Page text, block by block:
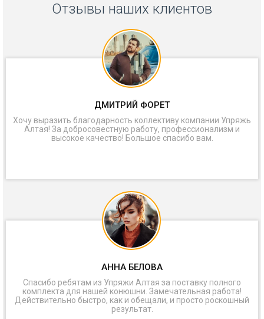
Отзывы наших клиентов
ДМИТРИЙ ФОРЕТ
Хочу выразить благодарность коллективу компании Упряжь
Алтая! За добросовестную работу, профессионализм и
высокое качество! Большое спасибо вам.
АННА БЕЛОВА
Спасибо ребятам из Упряжи Алтая за поставку полного
комплекта для нашей конюшни. Замечательная работа!
Действительно быстро, как и обещали, и просто роскошный
результат.